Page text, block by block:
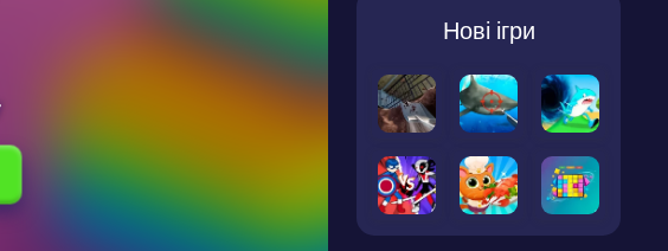
Нові ігри